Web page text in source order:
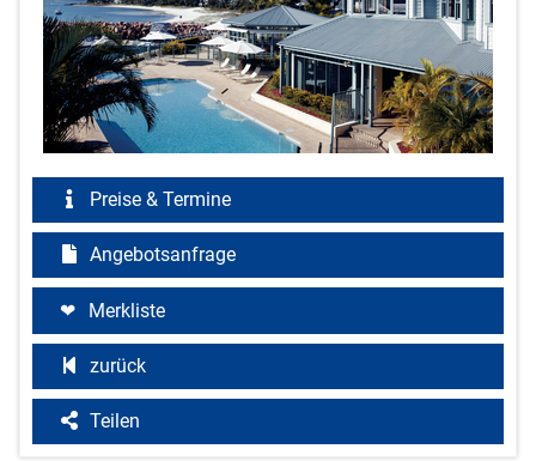
Preise & Termine
Angebotsanfrage
Merkliste
zurück
Teilen